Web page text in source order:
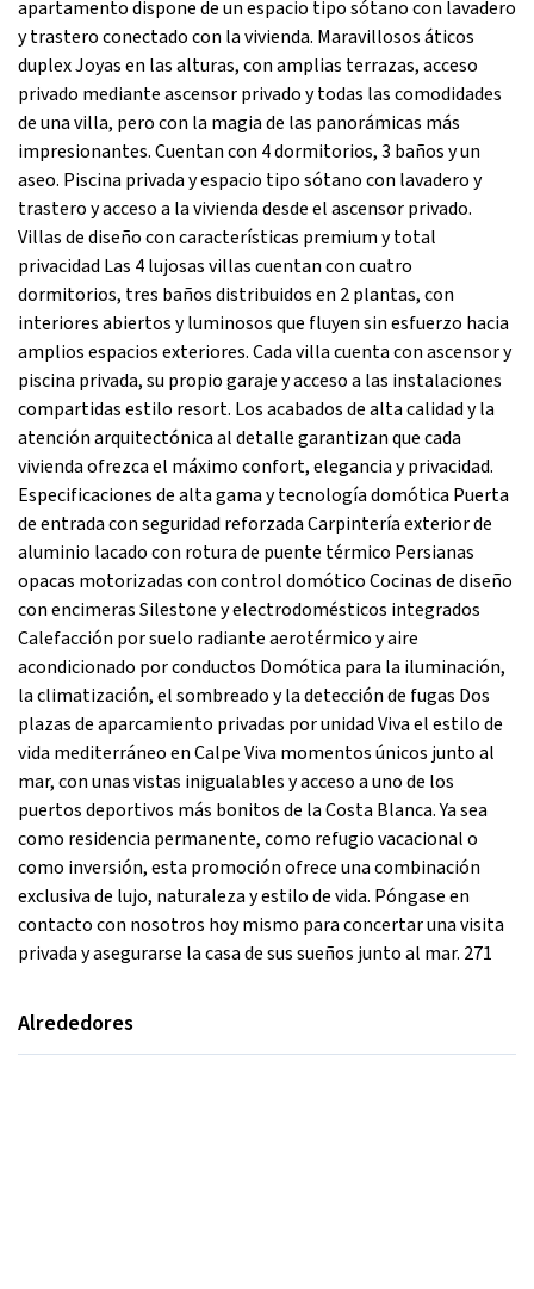
apartamento dispone de un espacio tipo sótano con lavadero
y trastero conectado con la vivienda. Maravillosos áticos
duplex Joyas en las alturas, con amplias terrazas, acceso
privado mediante ascensor privado y todas las comodidades
de una villa, pero con la magia de las panorámicas más
impresionantes. Cuentan con 4 dormitorios, 3 baños y un
aseo. Piscina privada y espacio tipo sótano con lavadero y
trastero y acceso a la vivienda desde el ascensor privado.
Villas de diseño con características premium y total
privacidad Las 4 lujosas villas cuentan con cuatro
dormitorios, tres baños distribuidos en 2 plantas, con
interiores abiertos y luminosos que fluyen sin esfuerzo hacia
amplios espacios exteriores. Cada villa cuenta con ascensor y
piscina privada, su propio garaje y acceso a las instalaciones
compartidas estilo resort. Los acabados de alta calidad y la
atención arquitectónica al detalle garantizan que cada
vivienda ofrezca el máximo confort, elegancia y privacidad.
Especificaciones de alta gama y tecnología domótica Puerta
de entrada con seguridad reforzada Carpintería exterior de
aluminio lacado con rotura de puente térmico Persianas
opacas motorizadas con control domótico Cocinas de diseño
con encimeras Silestone y electrodomésticos integrados
Calefacción por suelo radiante aerotérmico y aire
acondicionado por conductos Domótica para la iluminación,
la climatización, el sombreado y la detección de fugas Dos
plazas de aparcamiento privadas por unidad Viva el estilo de
vida mediterráneo en Calpe Viva momentos únicos junto al
mar, con unas vistas inigualables y acceso a uno de los
puertos deportivos más bonitos de la Costa Blanca. Ya sea
como residencia permanente, como refugio vacacional o
como inversión, esta promoción ofrece una combinación
exclusiva de lujo, naturaleza y estilo de vida. Póngase en
contacto con nosotros hoy mismo para concertar una visita
privada y asegurarse la casa de sus sueños junto al mar. 271
Alrededores